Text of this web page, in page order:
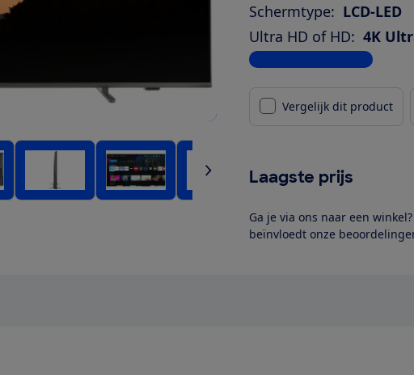
Schermtype: LCD-LED
Ultra HD of HD: 4K
Bekijk alle specificaties
Vergelijk dit product
Laagste prijs
Ga je via ons naar een
beïnvloedt onze